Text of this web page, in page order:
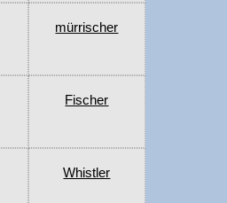
mürrischer
Fischer
Whistler